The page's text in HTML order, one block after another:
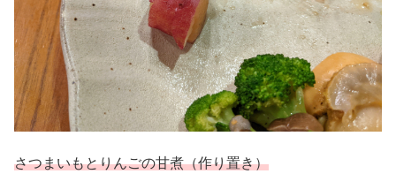
さつまいもとりんごの甘煮（作り置き）